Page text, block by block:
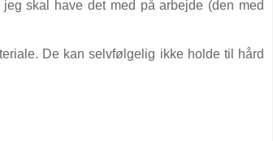
skal have det med på arbejde (den med
De kan selvfølgelig ikke holde til hård